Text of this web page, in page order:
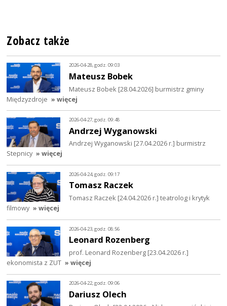
Zobacz także
2026-04-28, godz. 09:03
Mateusz Bobek
Mateusz Bobek [28.04.2026] burmistrz gminy
Międzyzdroje » więcej
2026-04-27, godz. 09:48
Andrzej Wyganowski
Andrzej Wyganowski [27.04.2026 r.] burmistrz
Stepnicy » więcej
2026-04-24, godz. 09:17
Tomasz Raczek
Tomasz Raczek [24.04.2026 r.] teatrolog i krytyk
filmowy » więcej
2026-04-23, godz. 08:56
Leonard Rozenberg
prof. Leonard Rozenberg [23.04.2026 r.]
ekonomista z ZUT » więcej
2026-04-22, godz. 09:06
Dariusz Olech